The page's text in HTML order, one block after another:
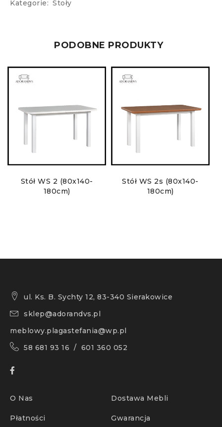
Kategorie: Stoły
PODOBNE PRODUKTY
Stół WS 2 (80x140-
180cm)
Stół WS 2s (80x140-
180cm)
ul. Ks. B. Sychty 12, 83-340 Sierakowice
sklep@adorandvs.pl
meblowy.plagastefania@wp.pl
58 681 93 16 / 601 360 052
O Nas Dostawa Mebli
Płatności Gwarancja